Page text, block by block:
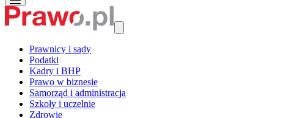
Prawnicy i sądy
Podatki
Kadry i BHP
Prawo w biznesie
Samorząd i administracja
Szkoły i uczelnie
Zdrowie